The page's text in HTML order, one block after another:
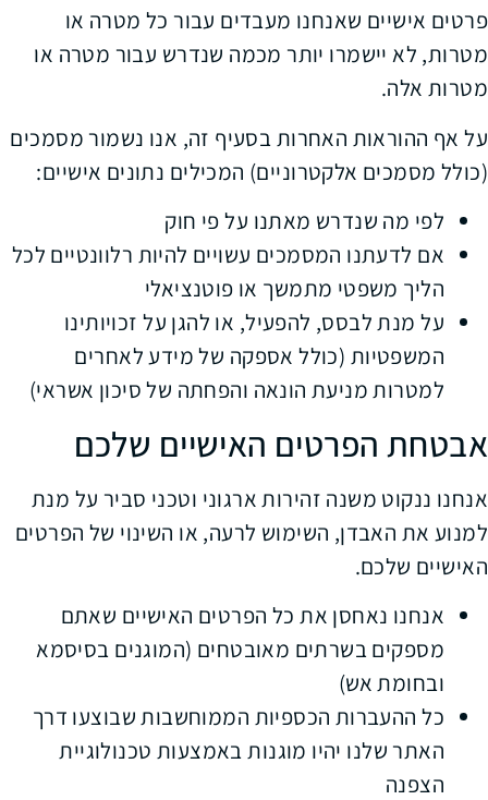
פרטים אישיים שאנחנו מעבדים עבור כל מטרה או
מטרות, לא יישמרו יותר מכמה שנדרש עבור מטרה או
מטרות אלה.
על אף ההוראות האחרות בסעיף זה, אנו נשמור מסמכים
(כולל מסמכים אלקטרוניים) המכילים נתונים אישיים:
לפי מה שנדרש מאתנו על פי חוק
אם לדעתנו המסמכים עשויים להיות רלוונטיים לכל
הליך משפטי מתמשך או פוטנציאלי
על מנת לבסס, להפעיל, או להגן על זכויותינו
המשפטיות (כולל אספקה של מידע לאחרים
למטרות מניעת הונאה והפחתה של סיכון אשראי)
אבטחת הפרטים האישיים שלכם
אנחנו ננקוט משנה זהירות ארגוני וטכני סביר על מנת
למנוע את האבדן, השימוש לרעה, או השינוי של הפרטים
האישיים שלכם.
אנחנו נאחסן את כל הפרטים האישיים שאתם
מספקים בשרתים מאובטחים (המוגנים בסיסמא
ובחומת אש)
כל ההעברות הכספיות הממוחשבות שבוצעו דרך
האתר שלנו יהיו מוגנות באמצעות טכנולוגיית
הצפנה